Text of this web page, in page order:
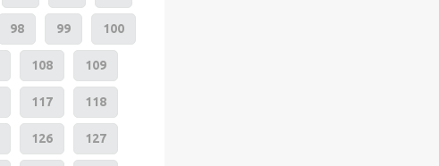
98 99 100
108 109
117 118
126 127